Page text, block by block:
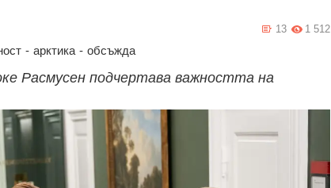
1 512
13
- арктика - обсъжда
Расмусен подчертава важността на